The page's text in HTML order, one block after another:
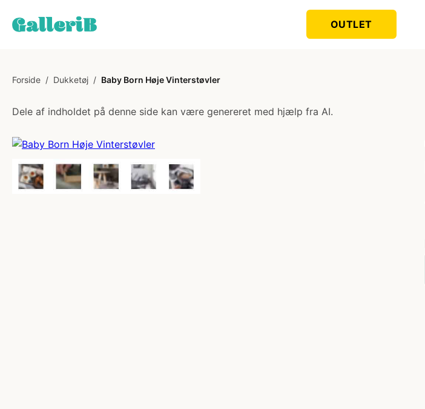
OUTLET
Forside / Dukketøj / Baby Born Høje Vinterstøvler
Dele af indholdet på denne side kan være genereret med hjælp fra AI.